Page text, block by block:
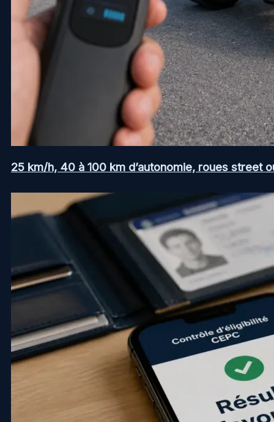
25 km/h, 40 à 100 km d’autonomie, roues street